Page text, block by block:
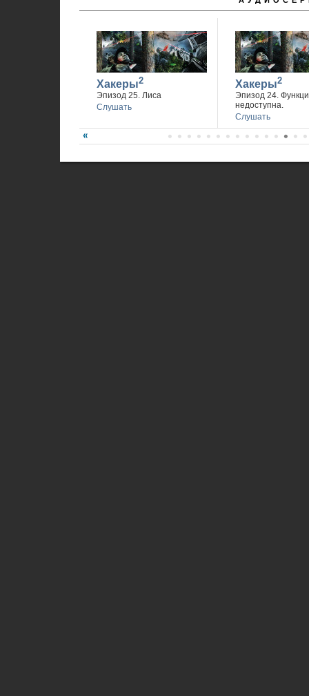
Хакеры2
Эпизод 25. Лиса
Слушать
Хакеры2
Эпизод 24.
недоступна.
Слушать